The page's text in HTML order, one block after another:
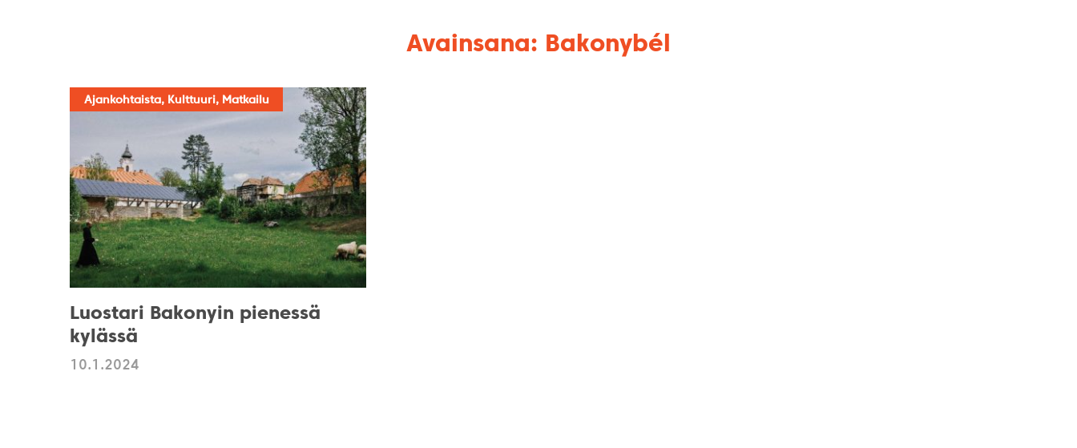
Avainsana: Bakonybél
Ajankohtaista, Kulttuuri, Matkailu
Luostari Bakonyin pienessä
kylässä
10.1.2024